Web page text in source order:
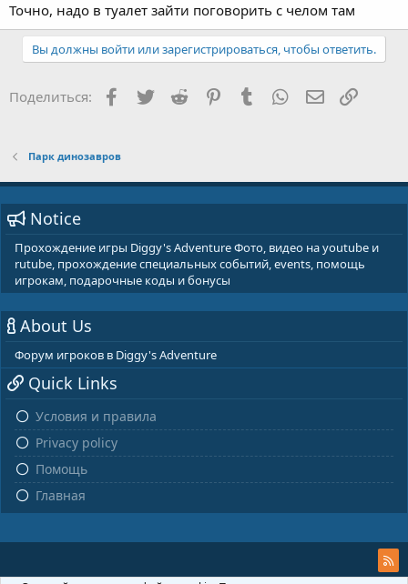
Точно, надо в туалет зайти поговорить с челом там
Вы должны войти или зарегистрироваться, чтобы ответить.
Поделиться: Facebook
Twitter Reddit PinterestTumblr WhatsApp
E-mail
Парк динозавров
Notice
Прохождение игры Diggy's Adventure Фото, видео на youtube и
rutube, прохождение специальных событий, events, помощь
игрокам, подарочные коды и бонусы
About Us
Форум игроков в Diggy's Adventure
Quick Links
Условия и правила
Privacy policy
Помощь
Главная